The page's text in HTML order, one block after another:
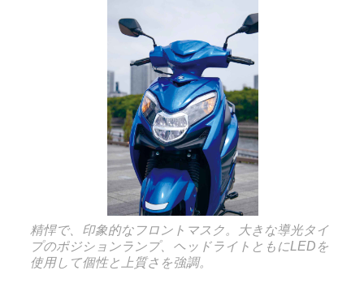
精悍で、印象的なフロントマスク。大きな導光タイ
プのポジションランプ、ヘッドライトともにLEDを
使用して個性と上質さを強調。